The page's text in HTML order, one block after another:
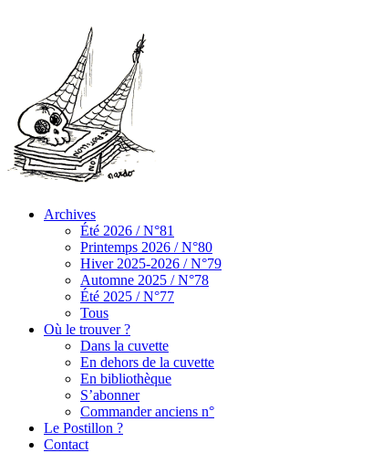
Archives
Été 2026 / N°81
Printemps 2026 / N°80
Hiver 2025-2026 / N°79
Automne 2025 / N°78
Été 2025 / N°77
Tous
Où le trouver ?
Dans la cuvette
En dehors de la cuvette
En bibliothèque
S’abonner
Commander anciens n°
Le Postillon ?
Contact